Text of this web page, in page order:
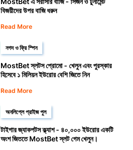
বিজয়ীদের উপর বাজি ধরুন
Read More
নগদ ও ফ্রি স্পিন
MostBet স্লটস প্রোমো - খেলুন এবং পুরস্কার
হিসেবে ১ মিলিয়ন ইউরোর বেশি জিতে নিন
Read More
অনলিপ্লে প্রাইজ পুল
টাইগার জ্যাকপটস ক্ল্যাশ - ৪০,০০০ ইউরোর একটি
অংশ জিততে MostBet স্লট গেম খেলুন।